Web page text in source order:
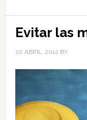
Evitar las
20 ABRIL, 2012 BY